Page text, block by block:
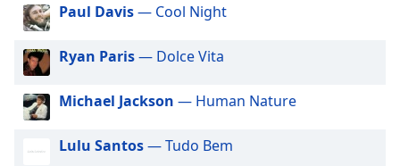
This
modal
window.
Paul Davis— Cool Night
Ryan Paris— Dolce Vita
Michael Jackson — Human Nature
Lulu Santos— Tudo Bem